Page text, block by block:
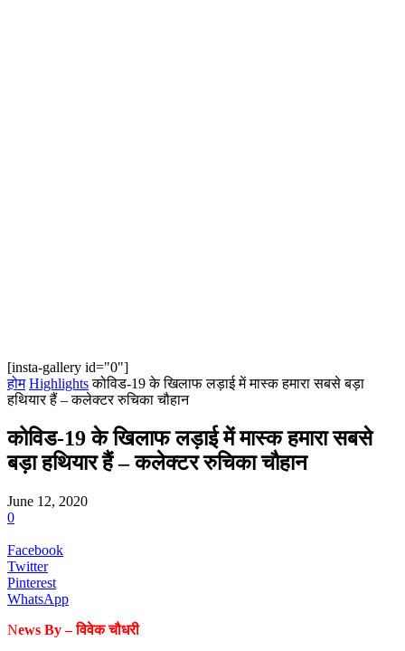
[insta-gallery id="0"]
होम Highlights कोविड-19 के खिलाफ लड़ाई में मास्क हमारा सबसे बड़ा
हथियार हैं – कलेक्टर रुचिका चौहान
कोविड-19 के खिलाफ लड़ाई में मास्क हमारा सबसे
बड़ा हथियार हैं – कलेक्टर रुचिका चौहान
June 12, 2020
0
Facebook
Twitter
Pinterest
WhatsApp
News By – विवेक चौधरी